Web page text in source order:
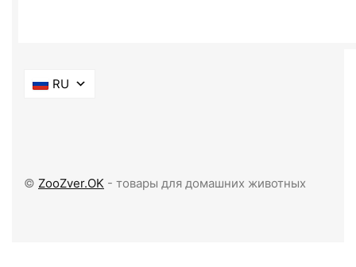
RU
© ZooZver.OK - товары для домашних животных